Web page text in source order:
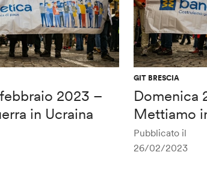
2023 –
in Ucraina
GIT BRESCIA
Domenica
Mettiamo
Pubblicato il
26/02/2023